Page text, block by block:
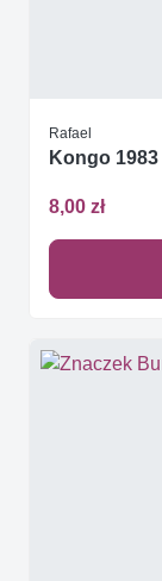
Rafael
Kongo
8,00 zł